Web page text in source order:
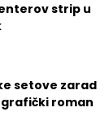
strip u
setove zarad
roman